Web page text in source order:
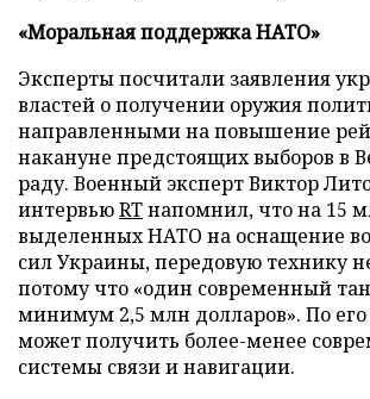
«Моральная поддержка НАТО»
Эксперты посчитали заявления
властей о получении оружия
направленными на повышение
накануне предстоящих выборов в
раду. Военный эксперт Виктор
интервьюRTнапомнил, что на 15
выделенных НАТО на оснащение
сил Украины, передовую технику
потому что «один современный
минимум 2,5 млн долларов». По
может получить более-менее
системы связи и навигации.